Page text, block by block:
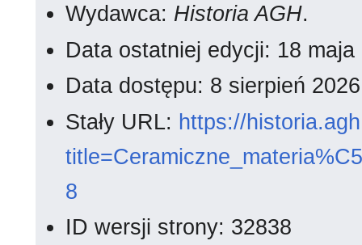
Wydawca: Historia AGH.
Data ostatniej edycji: 18
Data dostępu: 8 sierpień
Stały URL: https://
8
ID wersji strony: 32838